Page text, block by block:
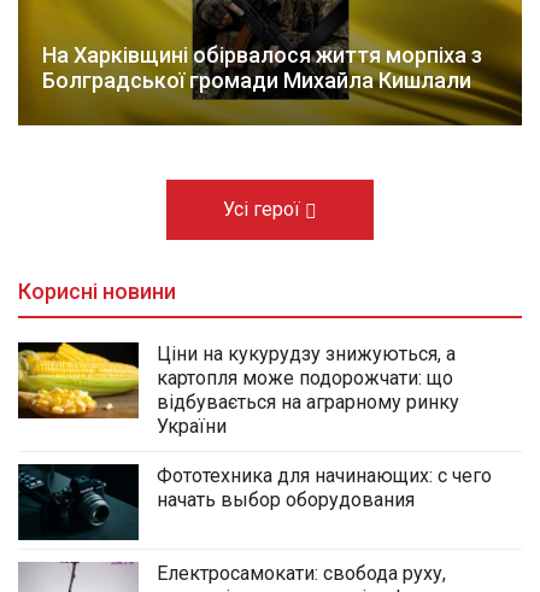
На Харківщині обірвалося життя морпіха з
Болградської громади Михайла Кишлали
Усі герої
Корисні новини
Ціни на кукурудзу знижуються, а
картопля може подорожчати: що
відбувається на аграрному ринку
України
Фототехника для начинающих: с чего
начать выбор оборудования
Електросамокати: свобода руху,